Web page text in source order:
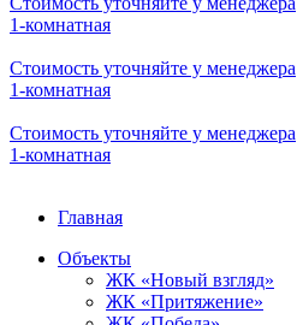
Стоимость уточняйте у менеджера
1-комнатная
Стоимость уточняйте у менеджера
1-комнатная
Стоимость уточняйте у менеджера
1-комнатная
Стоимость уточняйте у менеджера
1-комнатная
Стоимость уточняйте у менеджера
1-комнатная